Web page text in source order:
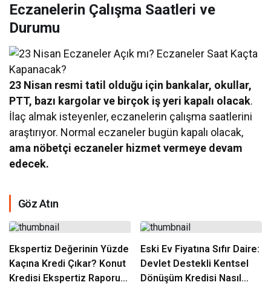
Eczanelerin Çalışma Saatleri ve
Durumu
23 Nisan resmi tatil olduğu için bankalar, okullar,
PTT, bazı kargolar ve birçok iş yeri kapalı olacak.
İlaç almak isteyenler, eczanelerin çalışma saatlerini
araştırıyor. Normal eczaneler bugün kapalı olacak,
ama nöbetçi eczaneler hizmet vermeye devam
edecek.
Göz Atın
Ekspertiz Değerinin Yüzde
Kaçına Kredi Çıkar? Konut
Kredisi Ekspertiz Raporu
Eski Ev Fiyatına Sıfır Daire:
Devlet Destekli Kentsel
Dönüşüm Kredisi Nasıl